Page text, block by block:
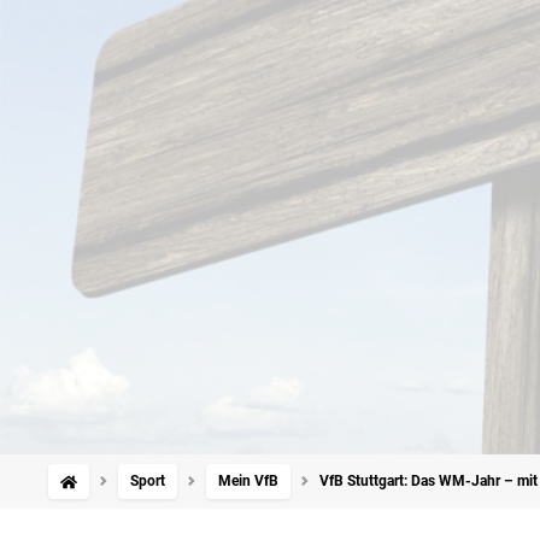
Sport Mein VfB VfB Stuttgart: Das WM-Jahr –